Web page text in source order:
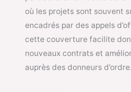
où les projets sont souvent
encadrés par des appels
cette couverture facilite
nouveaux contrats et
auprès des donneurs d’ordre.